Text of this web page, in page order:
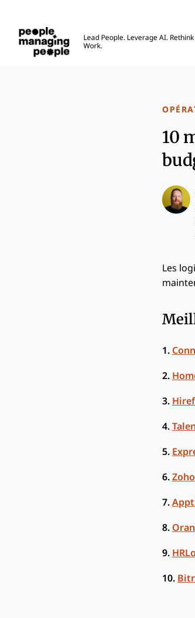
Lead People. Leverage AI. Rethink
Work.
10
Les
1.
2.
3.
4.
5.
6.
7.
8.
9.
10.